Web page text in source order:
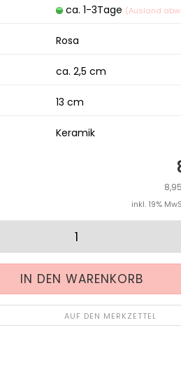
ca. 1-3Tage (Ausland
Rosa
ca. 2,5 cm
13 cm
Keramik
inkl. 19%
AUF DEN MERKZETTEL